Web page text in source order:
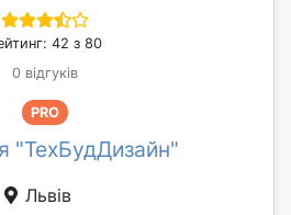
42 з 80
0 відгуків
PRO
"ТехБудДизайн"
Львів